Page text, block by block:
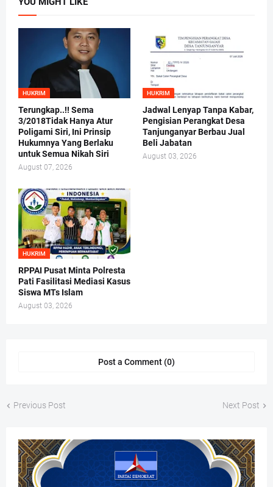
HUKRIM
Terungkap..!! Sema
3/2018Tidak Hanya Atur
Poligami Siri, Ini Prinsip
Hukumnya Yang Berlaku
untuk Semua Nikah Siri
August 07, 2026
HUKRIM
Jadwal Lenyap Tanpa Kabar,
Pengisian Perangkat Desa
Tanjunganyar Berbau Jual
Beli Jabatan
August 03, 2026
HUKRIM
RPPAI Pusat Minta Polresta
Pati Fasilitasi Mediasi Kasus
Siswa MTs Islam
August 03, 2026
Post a Comment (0)
Previous Post Next Post